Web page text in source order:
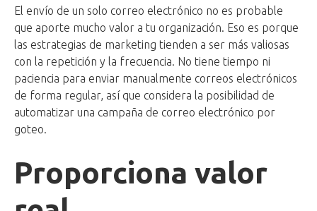
El envío de un solo correo electrónico no es probable
que aporte mucho valor a tu organización. Eso es porque
las estrategias de marketing tienden a ser más valiosas
con la repetición y la frecuencia. No tiene tiempo ni
paciencia para enviar manualmente correos electrónicos
de forma regular, así que considera la posibilidad de
automatizar una campaña de correo electrónico por
goteo.
Proporciona valor